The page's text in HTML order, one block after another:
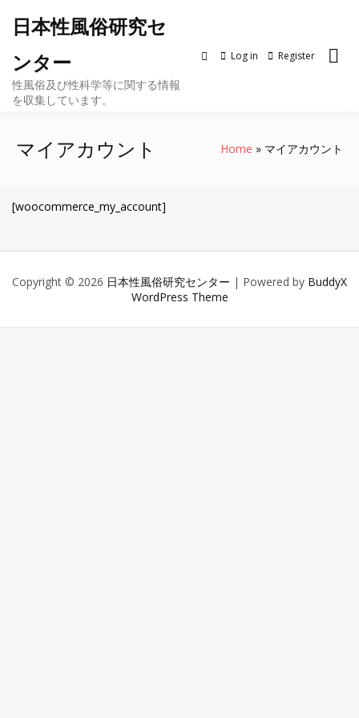
content
日本性風俗研究セ
ンター
性風俗及び性科学等に関する情報
を収集しています。
Log in Register
マイアカウント Home マイアカウント
[woocommerce_my_account]
Copyright © 2026 日本性風俗研究センター | Powered by BuddyX
WordPress Theme